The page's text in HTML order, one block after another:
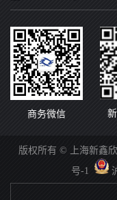
商务微信
版权所有 © 上海新鑫
号-1